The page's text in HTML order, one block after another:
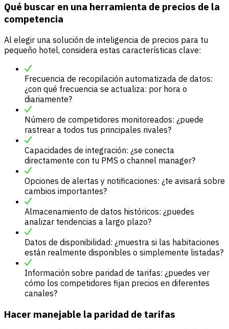
Qué buscar en una herramienta de precios de la
competencia
Al elegir una solución de inteligencia de precios para tu
pequeño hotel, considera estas características clave:
Frecuencia de recopilación automatizada de datos:
¿con qué frecuencia se actualiza: por hora o
diariamente?
Número de competidores monitoreados: ¿puede
rastrear a todos tus principales rivales?
Capacidades de integración: ¿se conecta
directamente con tu PMS o channel manager?
Opciones de alertas y notificaciones: ¿te avisará sobre
cambios importantes?
Almacenamiento de datos históricos: ¿puedes
analizar tendencias a largo plazo?
Datos de disponibilidad: ¿muestra si las habitaciones
están realmente disponibles o simplemente listadas?
Información sobre paridad de tarifas: ¿puedes ver
cómo los competidores fijan precios en diferentes
canales?
Hacer manejable la paridad de tarifas